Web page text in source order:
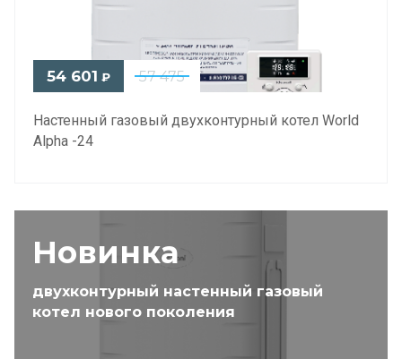
57 475
54 601 ₽
Настенный газовый двухконтурный котел World
Alpha -24
Новинка
двухконтурный настенный газовый
котел нового поколения